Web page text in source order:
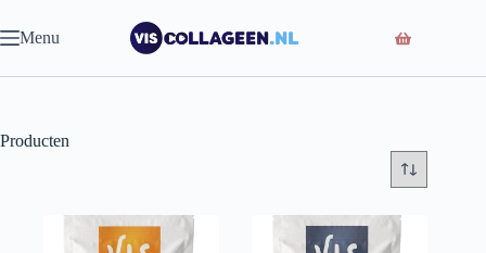
naar
de
Menu
Producten